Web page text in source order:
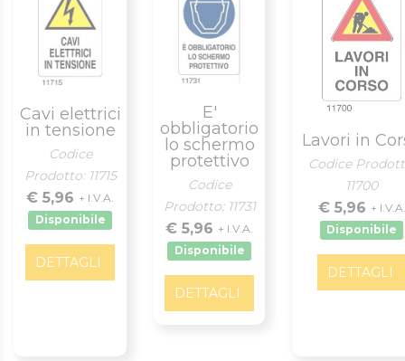
Cavi elettrici
in tensione
Codice
Prodotto: 11715
€ 5,96 + I.V.A.
Disponibile
DETTAGLI
E'
obbligatorio
lo schermo
protettivo
Codice
Prodotto: 11731
€ 5,96 + I.V.A.
Disponibile
DETTAGLI
Lavori in
Codice
11700
€ 5,96 + I.V.A.
Disponibile
DETTAGLI